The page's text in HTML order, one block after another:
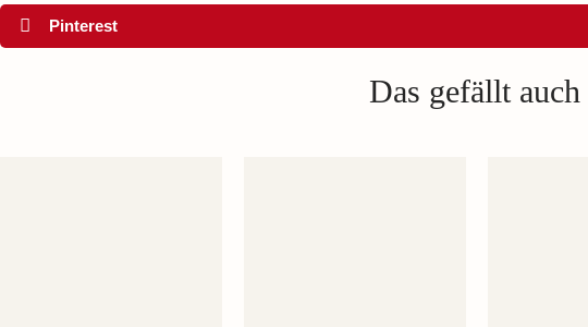
Pinterest
Das gefällt